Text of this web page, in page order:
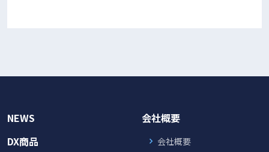
NEWS
DX商品
会社概要
会社概要